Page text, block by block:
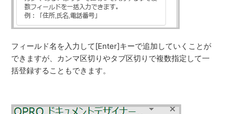
フィールド名を入力して[Enter]キーで追加していくことが
できますが、カンマ区切りやタブ区切りで複数指定して一
括登録することもできます。